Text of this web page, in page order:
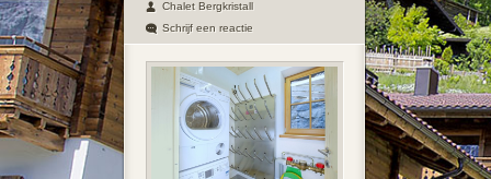
Chalet Bergkristall
Schrijf een reactie